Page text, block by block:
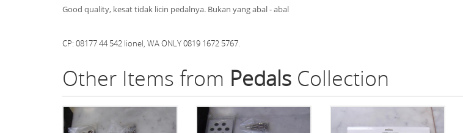
Good quality, kesat tidak licin pedalnya. Bukan yang abal - abal
CP: 08177 44 542 lionel, WA ONLY 0819 1672 5767.
Other Items from Pedals Collection